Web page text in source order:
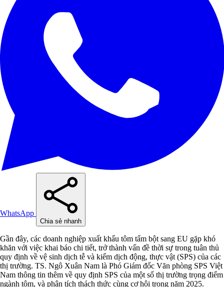
WhatsApp
Chia sẻ nhanh
Gần đây, các doanh nghiệp xuất khẩu tôm tẩm bột sang EU gặp khó
khăn với việc khai báo chi tiết, trở thành vấn đề thời sự trong tuân thủ
quy định về vệ sinh dịch tễ và kiểm dịch động, thực vật (SPS) của các
thị trường. TS. Ngô Xuân Nam là Phó Giám đốc Văn phòng SPS Việt
Nam thông tin thêm về quy định SPS của một số thị trường trọng điểm
ngành tôm, và phân tích thách thức cùng cơ hội trong năm 2025.